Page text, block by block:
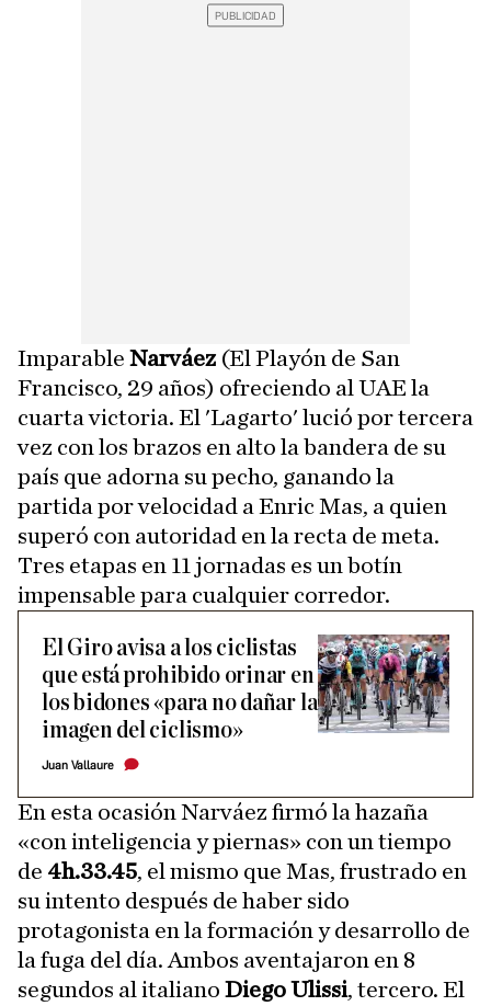
Imparable Narváez (El Playón de San
Francisco, 29 años) ofreciendo al UAE la
cuarta victoria. El 'Lagarto' lució por tercera
vez con los brazos en alto la bandera de su
país que adorna su pecho, ganando la
partida por velocidad a Enric Mas, a quien
superó con autoridad en la recta de meta.
Tres etapas en 11 jornadas es un botín
impensable para cualquier corredor.
El Giro avisa a los ciclistas
que está prohibido orinar en
los bidones «para no dañar la
imagen del ciclismo»
Juan Vallaure
En esta ocasión Narváez firmó la hazaña
«con inteligencia y piernas» con un tiempo
de 4h.33.45, el mismo que Mas, frustrado en
su intento después de haber sido
protagonista en la formación y desarrollo de
la fuga del día. Ambos aventajaron en 8
segundos al italiano Diego Ulissi, tercero. El